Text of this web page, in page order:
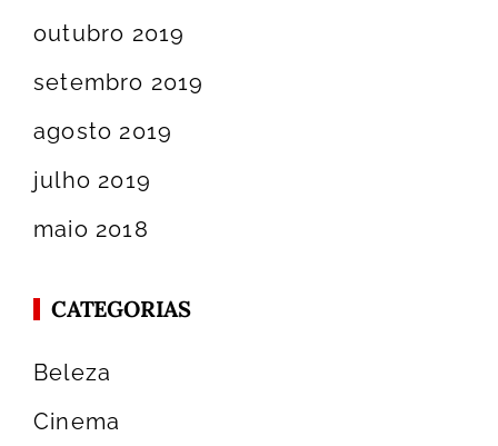
outubro 2019
setembro 2019
agosto 2019
julho 2019
maio 2018
CATEGORIAS
Beleza
Cinema